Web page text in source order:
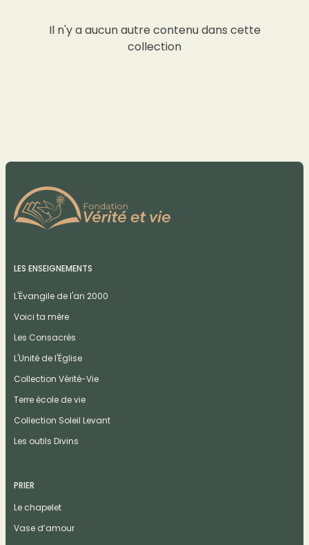
Il n'y a aucun autre contenu dans cette
collection
LES ENSEIGNEMENTS
L'Évangile de l'an 2000
Voici ta mère
Les Consacrés
L'Unité de l'Église
Collection Vérité-Vie
Terre école de vie
Collection Soleil Levant
Les outils Divins
PRIER
Le chapelet
Vase d’amour